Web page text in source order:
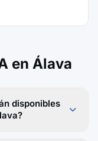
en Álava
disponibles